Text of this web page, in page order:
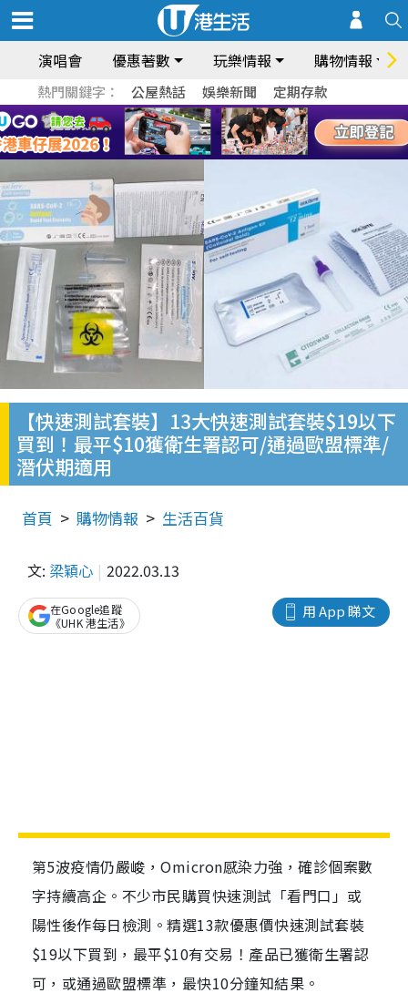
演唱會 優惠著數 玩樂情報 購物情報
熱門關鍵字： 公屋熱話 娛樂新聞 定期存款
【快速測試套裝】13大快速測試套裝$19以下
買到！最平$10獲衛生署認可/通過歐盟標準/
潛伏期適用
首頁 購物情報 生活百貨
文: 梁穎心 2022.03.13
用 App 睇文
在Google追蹤
《UHK 港生活》
第5波疫情仍嚴峻，Omicron感染力強，確診個案數
字持續高企。不少市民購買快速測試「看門口」或
陽性後作每日檢測。精選13款優惠價快速測試套裝
$19以下買到，最平$10有交易！產品已獲衛生署認
可，或通過歐盟標準，最快10分鐘知結果。